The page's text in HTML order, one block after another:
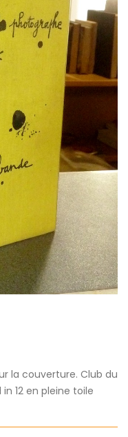
la couverture. Club du
12 en pleine toile